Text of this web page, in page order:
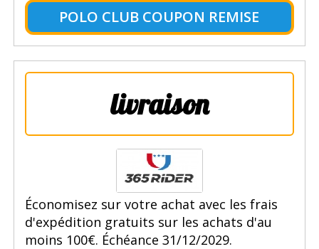
POLO CLUB COUPON REMISE
livraison
Économisez sur votre achat avec les frais
d'expédition gratuits sur les achats d'au
moins 100€. Échéance 31/12/2029.